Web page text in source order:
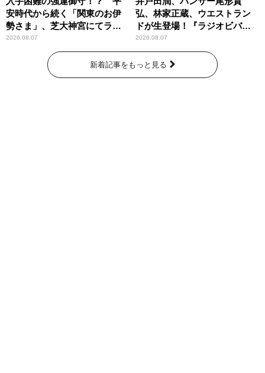
安時代から続く「関東のお伊
勢さま」、芝大神宮にてラン
パンプスが合格祈願！
2026.08.07
弘、林家正蔵、ウエストラン
ドが生登場！『ラジオビバリ
ー昼ズ』
2026.08.07
新着記事をもっと見る